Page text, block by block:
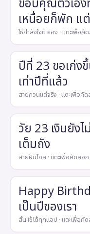
ขอบคุณตัวเอ
เหนื่อยก็พัก แ
ให้กำลังใจตัวเอง · แตะเพื่อคั
ปีที่ 23 ขอเก่ง
เท่าปีที่แล้ว
สายกวนแต่จริง · แตะเพื่อคั
วัย 23 เงินยัง
เต็มถัง
สายฝันไกล · แตะเพื่อคัดลอก
Happy
เป็นปีของเรา
สั้น ใช้ได้ทุกแอป · แตะเพื่อคั